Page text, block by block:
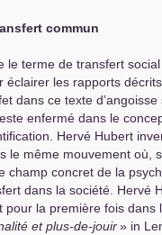
commun
le terme de transfert
éclairer les rapports
dans ce texte d’angoisse
enfermé dans le
Hervé Hubert
le même mouvement où,
champ concret de la
dans la société. Hervé
la première fois dans
et plus-de-jouir» in